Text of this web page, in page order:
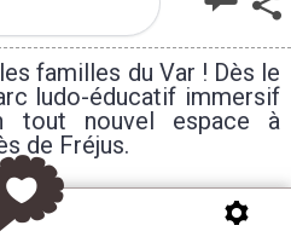
familles du Var ! Dès le
ludo-éducatif immersif
tout nouvel espace à
de Fréjus.
0 à 10 ans